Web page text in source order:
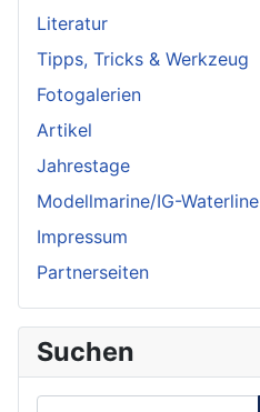
Literatur
Tipps, Tricks & Werkzeug
Fotogalerien
Artikel
Jahrestage
Modellmarine/IG-Waterline
Impressum
Partnerseiten
Suchen